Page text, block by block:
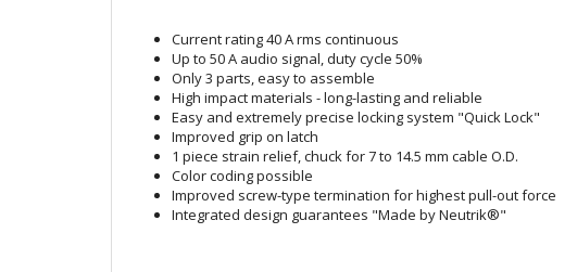
Current rating 40 A rms continuous
Up to 50 A audio signal, duty cycle 50%
Only 3 parts, easy to assemble
High impact materials - long-lasting and reliable
Easy and extremely precise locking system "Quick Lock"
Improved grip on latch
1 piece strain relief, chuck for 7 to 14.5 mm cable O.D.
Color coding possible
Improved screw-type termination for highest pull-out force
Integrated design guarantees "Made by Neutrik®"